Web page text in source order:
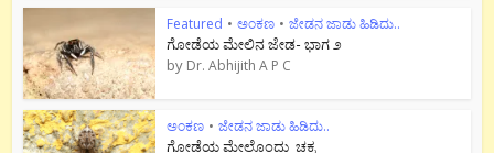
Featured • ಅಂಕಣ • ಜೇಡನ ಜಾಡು ಹಿಡಿದು..
ಗೋಡೆಯ ಮೇಲಿನ ಜೇಡ- ಭಾಗ ೨
by Dr. Abhijith A P C
ಅಂಕಣ • ಜೇಡನ ಜಾಡು ಹಿಡಿದು..
ಗೋಡೆಯ ಮೇಲೊಂದು ಚಕ್ರ